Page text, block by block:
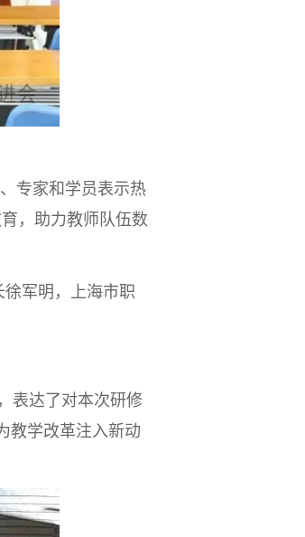
专家和学员表示热
，助力教师队伍数
军明，上海市职
表达了对本次研修
教学改革注入新动